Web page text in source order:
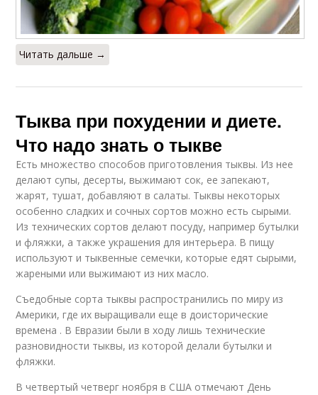
Читать дальше →
Тыква при похудении и диете.
Что надо знать о тыкве
Есть множество способов приготовления тыквы. Из нее
делают супы, десерты, выжимают сок, ее запекают,
жарят, тушат, добавляют в салаты. Тыквы некоторых
особенно сладких и сочных сортов можно есть сырыми.
Из технических сортов делают посуду, например бутылки
и фляжки, а также украшения для интерьера. В пищу
используют и тыквенные семечки, которые едят сырыми,
жареными или выжимают из них масло.
Съедобные сорта тыквы распространились по миру из
Америки, где их выращивали еще в доисторические
времена . В Евразии были в ходу лишь технические
разновидности тыквы, из которой делали бутылки и
фляжки.
В четвертый четверг ноября в США отмечают День